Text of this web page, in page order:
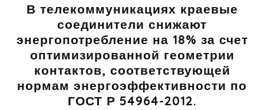
В телекоммуникациях краевые
соединители снижают
энергопотребление на 18% за счет
оптимизированной геометрии
контактов, соответствующей
нормам энергоэффективности по
ГОСТ Р 54964-2012.